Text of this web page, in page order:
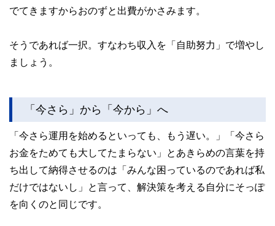
でてきますからおのずと出費がかさみます。
そうであれば一択。すなわち収入を「自助努力」で増やし
ましょう。
「今さら」から「今から」へ
「今さら運用を始めるといっても、もう遅い。」「今さら
お金をためても大してたまらない」とあきらめの言葉を持
ち出して納得させるのは「みんな困っているのであれば私
だけではないし」と言って、解決策を考える自分にそっぽ
を向くのと同じです。